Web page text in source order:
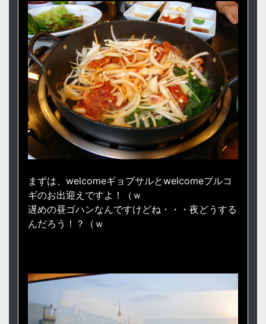
まずは、welcomeギョプサルとwelcomeプルコ
ギのお出迎えですよ！（ｗ
遅めの昼ゴハンなんですけどね・・・夜どうする
んだろう！？（ｗ